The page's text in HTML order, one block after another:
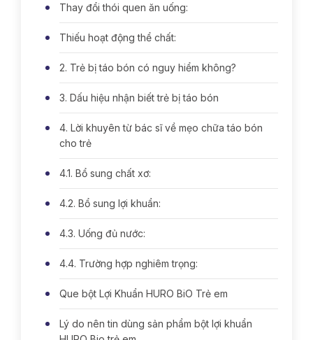
Thay đổi thói quen ăn uống:
Thiếu hoạt động thể chất:
2. Trẻ bị táo bón có nguy hiểm không?
3. Dấu hiệu nhận biết trẻ bị táo bón
4. Lời khuyên từ bác sĩ về mẹo chữa táo bón
cho trẻ
4.1. Bổ sung chất xơ:
4.2. Bổ sung lợi khuẩn:
4.3. Uống đủ nước:
4.4. Trường hợp nghiêm trọng:
Que bột Lợi Khuẩn HURO BiO Trẻ em
Lý do nên tin dùng sản phẩm bột lợi khuẩn